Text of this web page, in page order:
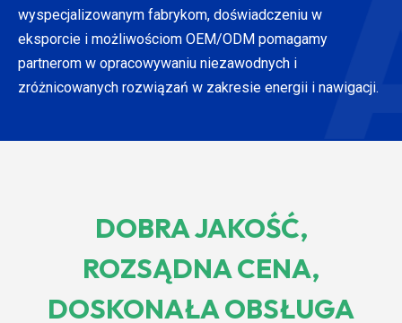
wyspecjalizowanym fabrykom, doświadczeniu w
eksporcie i możliwościom OEM/ODM pomagamy
partnerom w opracowywaniu niezawodnych i
zróżnicowanych rozwiązań w zakresie energii i nawigacji.
DOBRA JAKOŚĆ,
ROZSĄDNA CENA,
DOSKONAŁA OBSŁUGA